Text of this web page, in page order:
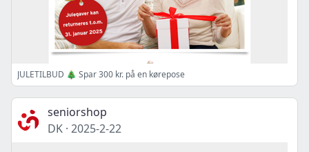
JULETILBUD 🎄 Spar 300 kr. på en kørepose
seniorshop
DK · 2025-2-22